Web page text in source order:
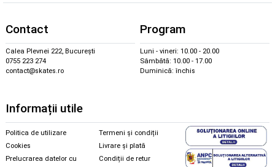
Contact
Calea Plevnei 222, București
0755 223 274
contact@skates.ro
Program
Luni - vineri: 10.00 - 20.00
Sâmbătă: 10.00 - 17.00
Duminică: închis
Informații utile
Politica de utilizare
Cookies
Prelucrarea datelor cu
Termeni și condiții
Livrare și plată
Condiții de retur